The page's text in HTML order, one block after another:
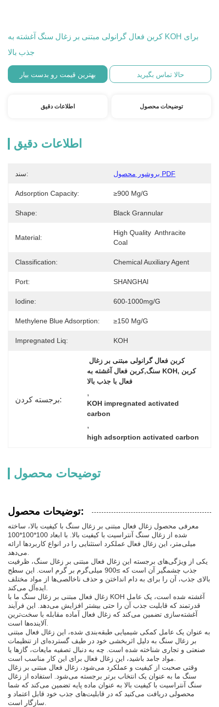
کربن فعال گرانولی مبتنی بر زغال سنگ آغشته به KOH برای
جذب بالا
بهترین قیمت رو بدست بیار حالا تماس بگیرید
اطلاعات دقیق توضیحات محصول
اطلاعات دقیق
سند: بروشور محصول PDF
Adsorption Capacity: ≥900 Mg/g
Shape: Black Grannular
Material:
High Quality  Anthracite
Coal
Classification: Chemical Auxiliary Agent
Port: SHANGHAI
Iodine: 600-1000mg/g
Methylene Blue Adsorption: ≥150 Mg/g
Impregnated Liq: KOH
برجسته کردن:
سنگ,کربن فعال آغشته به KOH,کربن
فعال با جذب بالا
,
KOH impregnated activated
carbon
,
high adsorption activated carbon
توضیحات محصول
توضیحات محصول:
معرفی محصول زغال فعال مبتنی بر زغال سنگ با کیفیت بالا، ساخته
شده از زغال سنگ آنتراسیت با کیفیت بالا. با ابعاد 100*100*100
میلی‌متر، این زغال فعال عملکرد استثنایی را در انواع کاربردها ارائه
یکی از ویژگی‌های برجسته این زغال فعال مبتنی بر زغال سنگ، ظرفیت
جذب چشمگیر آن است که ≥900 میلی‌گرم بر گرم است. این سطح
بالای جذب، آن را برای به دام انداختن و حذف ناخالصی‌ها از مواد مختلف
زغال فعال مبتنی بر زغال سنگ ما با KOH آغشته شده است، یک عامل
قدرتمند که قابلیت جذب آن را حتی بیشتر افزایش می‌دهد. این فرآیند
آغشته‌سازی تضمین می‌کند که زغال فعال آماده مقابله با سخت‌ترین
به عنوان یک عامل کمکی شیمیایی طبقه‌بندی شده، این زغال فعال مبتنی
بر زغال سنگ به دلیل اثربخشی خود در طیف گسترده‌ای از تنظیمات
صنعتی و تجاری شناخته شده است. چه به دنبال تصفیه مایعات، گازها یا
وقتی صحبت از کیفیت و عملکرد می‌شود، زغال فعال مبتنی بر زغال
سنگ ما به عنوان یک انتخاب برتر برجسته می‌شود. استفاده از زغال
سنگ آنتراسیت با کیفیت بالا به عنوان ماده پایه تضمین می‌کند که شما
محصولی دریافت می‌کنید که در قابلیت‌های جذب خود قابل اعتماد و